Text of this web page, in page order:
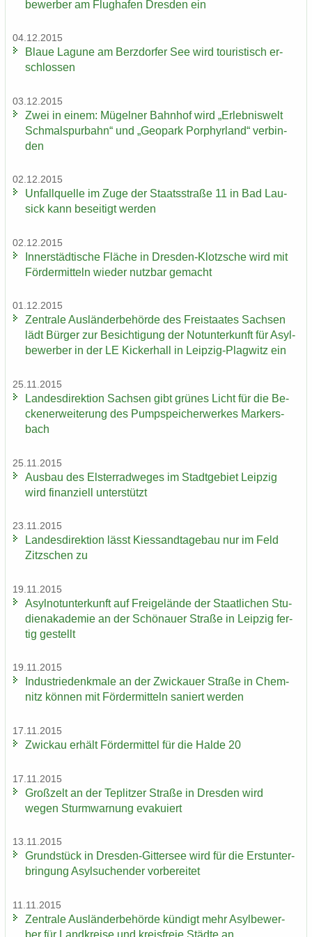
be­wer­ber am Flug­ha­fen Dres­den ein
04.12.2015
Blaue La­gu­ne am Berz­dor­fer See wird tou­ris­tisch er­
schlos­sen
03.12.2015
Zwei in einem: Mü­gel­ner Bahn­hof wird „Er­leb­nis­welt
Schmal­spur­bahn“ und „Geo­park Por­phyr­land“ ver­bin­
den
02.12.2015
Un­fall­quel­le im Zuge der Staats­stra­ße 11 in Bad Lau­
sick kann be­sei­tigt wer­den
02.12.2015
In­ner­städ­ti­sche Flä­che in Dresden-​Klotzsche wird mit
För­der­mit­teln wie­der nutz­bar ge­macht
01.12.2015
Zen­tra­le Aus­län­der­be­hör­de des Frei­staa­tes Sach­sen
lädt Bür­ger zur Be­sich­ti­gung der Not­un­ter­kunft für Asyl­
be­wer­ber in der LE Ki­cker­hall in Leipzig-​Plagwitz ein
25.11.2015
Lan­des­di­rek­ti­on Sach­sen gibt grü­nes Licht für die Be­
cken­er­wei­te­rung des Pump­spei­cher­wer­kes Mar­kers­
bach
25.11.2015
Aus­bau des Els­ter­rad­we­ges im Stadt­ge­biet Leip­zig
wird fi­nan­zi­ell un­ter­stützt
23.11.2015
Lan­des­di­rek­ti­on lässt Kies­sand­ta­ge­bau nur im Feld
Zitz­schen zu
19.11.2015
Asyl­not­un­ter­kunft auf Frei­ge­län­de der Staat­li­chen Stu­
di­en­aka­de­mie an der Schö­nau­er Stra­ße in Leip­zig fer­
tig ge­stellt
19.11.2015
In­dus­trie­denk­ma­le an der Zwi­ckau­er Stra­ße in Chem­
nitz kön­nen mit För­der­mit­teln sa­niert wer­den
17.11.2015
Zwi­ckau er­hält För­der­mit­tel für die Halde 20
17.11.2015
Groß­zelt an der Te­plit­zer Stra­ße in Dres­den wird
wegen Sturm­war­nung eva­ku­iert
13.11.2015
Grund­stück in Dresden-​Gittersee wird für die Erst­un­ter­
brin­gung Asyl­su­chen­der vor­be­rei­tet
11.11.2015
Zen­tra­le Aus­län­der­be­hör­de kün­digt mehr Asyl­be­wer­
ber für Land­krei­se und kreis­freie Städ­te an